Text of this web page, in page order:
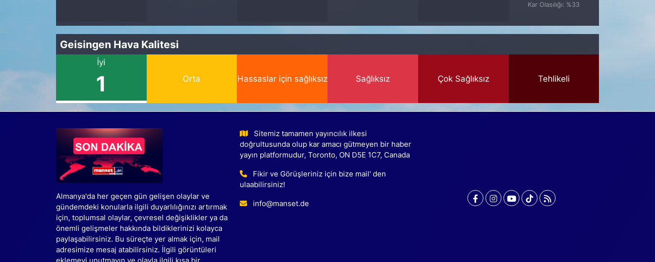
Kar Olasılığı: %33
Geisingen Hava Kalitesi
İyi
1 Orta Hassaslar için sağlıksız Sağlıksız Çok Sağlıksız Tehlikeli
Almanya'da her geçen gün gelişen olaylar ve
gündemdeki konularla ilgili duyarlılığınızı artırmak
için, toplumsal olaylar, çevresel değişiklikler ya da
önemli gelişmeler hakkında bildiklerinizi kolayca
paylaşabilirsiniz. Bu süreçte yer almak için, mail
adresimize mesaj atabilirsiniz. İlgili görüntüleri
Sitemiz tamamen yayıncılık ilkesi
doğrultusunda olup kar amacı gütmeyen bir haber
yayın platformudur, Toronto, ON D5E 1C7, Canada
Fikir ve Görüşleriniz için bize mail' den
ulaabilirsiniz!
info@manset.de